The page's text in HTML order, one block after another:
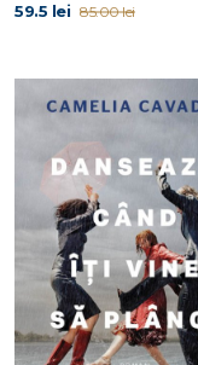
59.5 lei 85.00 lei